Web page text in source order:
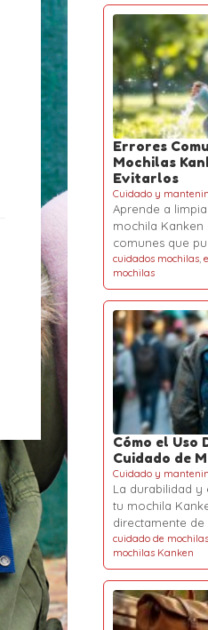
Errores
Mochilas
Evitarlos
Cuidado y
Aprende a
mochila
comunes que
cuidados mochilas,
mochilas
Cómo el
Cuidado de
Cuidado y
La durabilidad y
tu mochila
directamente de
cuidado de mochilas
mochilas Kanken